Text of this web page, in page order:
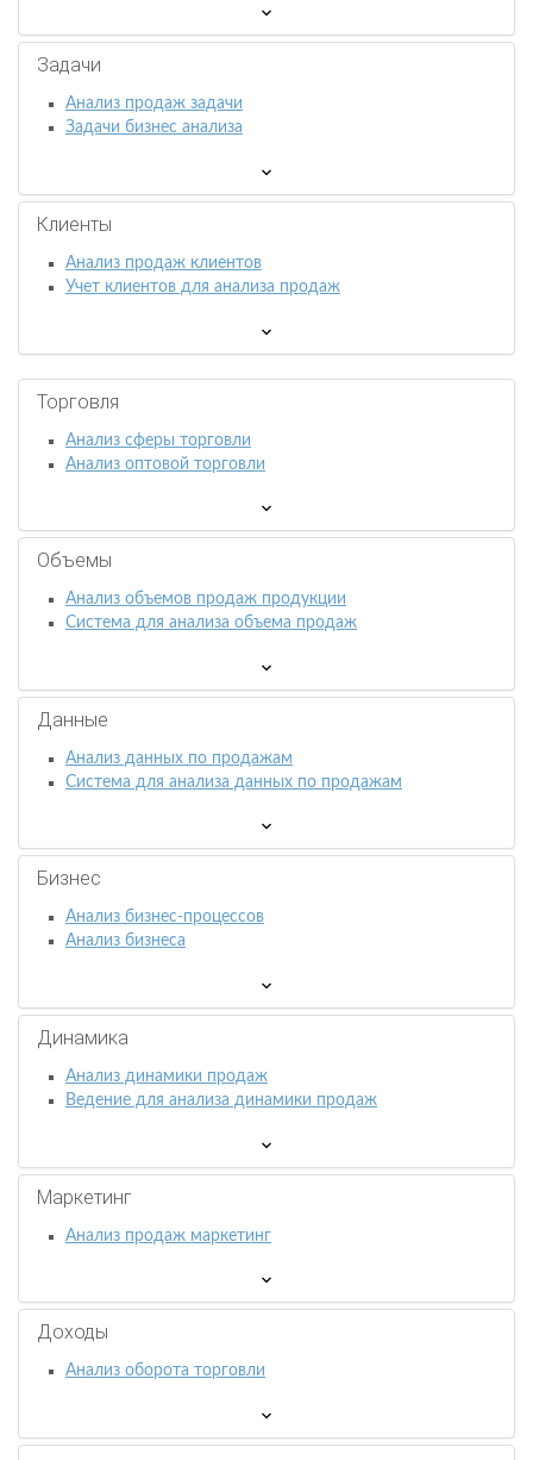
Задачи
Анализ продаж задачи
Задачи бизнес анализа
Клиенты
Анализ продаж клиентов
Учет клиентов для анализа продаж
Торговля
Анализ сферы торговли
Анализ оптовой торговли
Объемы
Анализ объемов продаж продукции
Система для анализа объема продаж
Данные
Анализ данных по продажам
Система для анализа данных по продажам
Бизнес
Анализ бизнес-процессов
Анализ бизнеса
Динамика
Анализ динамики продаж
Ведение для анализа динамики продаж
Маркетинг
Анализ продаж маркетинг
Доходы
Анализ оборота торговли